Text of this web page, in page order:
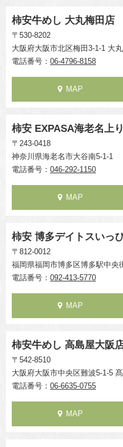
柿安牛めし 大丸梅田店
〒530-8202
大阪府大阪市北区梅田3-1-1 大
電話番号： 06-4796-8158
MAP
柿安 EXPASA海老名上
〒243-0418
神奈川県海老名市大谷南5-1-1
電話番号： 046-292-1150
MAP
柿安 博多デイトスいっ
〒812-0012
福岡県福岡市博多区博多駅中央
電話番号： 092-413-5770
MAP
柿安牛めし 高島屋大阪
〒542-8510
大阪府大阪市中央区難波5-1-5
電話番号： 06-6635-0755
MAP